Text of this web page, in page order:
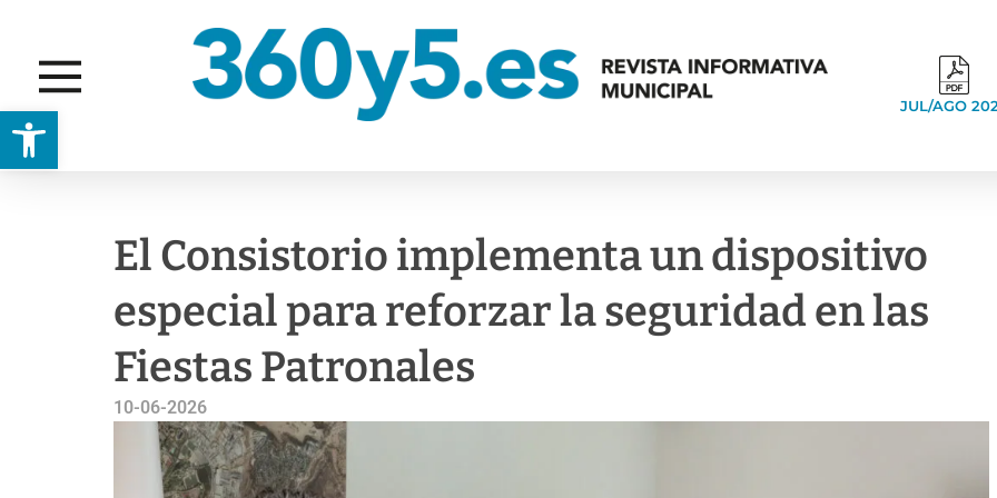
Abrir barra de herramientas JUL/AGO
El Consistorio implementa un dispositivo
especial para reforzar la seguridad en las
Fiestas Patronales
10-06-2026